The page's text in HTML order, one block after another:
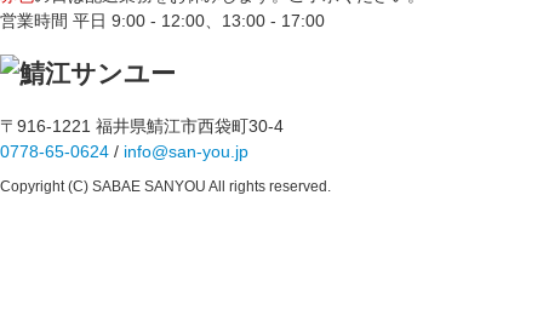
営業時間 平日 9:00 - 12:00、13:00 - 17:00
〒916-1221 福井県鯖江市西袋町30-4
0778-65-0624 / info@san-you.jp
Copyright (C) SABAE SANYOU All rights reserved.